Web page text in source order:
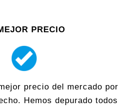
PRECIO
precio del mercado por
Hemos depurado todos